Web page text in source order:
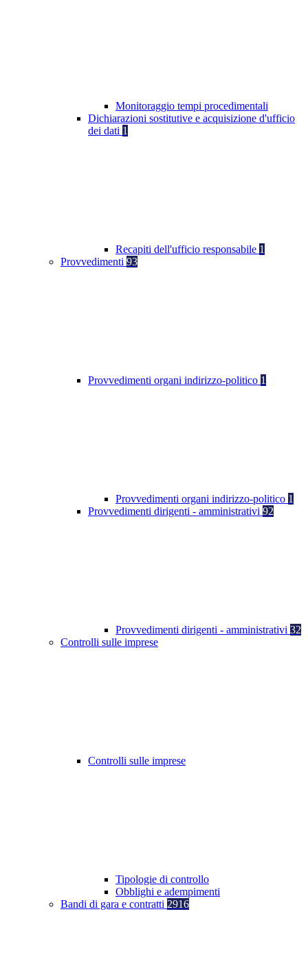
Monitoraggio tempi procedimentali
Dichiarazioni sostitutive e acquisizione d'ufficio
dei dati 1
Recapiti dell'ufficio responsabile 1
Provvedimenti 93
Provvedimenti organi indirizzo-politico 1
Provvedimenti organi indirizzo-politico 1
Provvedimenti dirigenti - amministrativi 92
Provvedimenti dirigenti - amministrativi 32
Controlli sulle imprese
Controlli sulle imprese
Tipologie di controllo
Obblighi e adempimenti
Bandi di gara e contratti 2916